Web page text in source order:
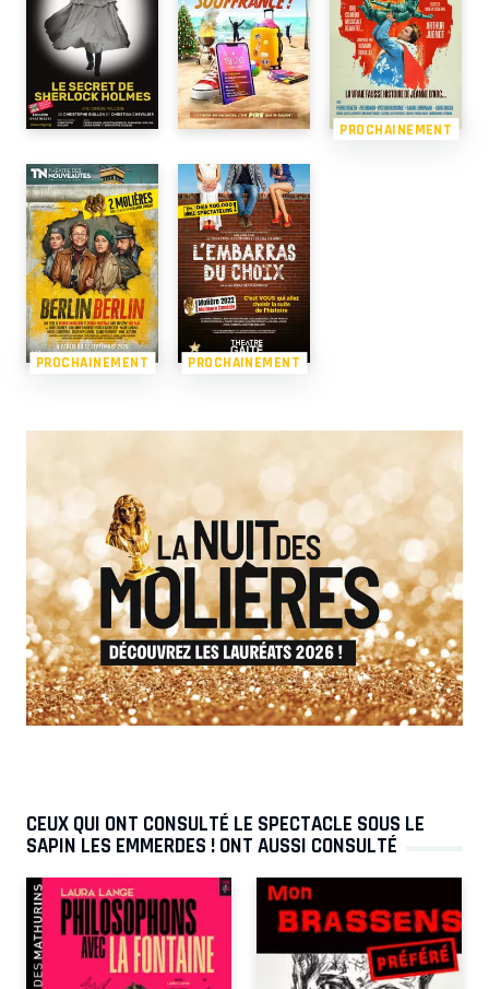
PROCHAINEMENT
PROCHAINEMENT PROCHAINEMENT
CEUX QUI ONT CONSULTÉ LE SPECTACLE SOUS LE
SAPIN LES EMMERDES ! ONT AUSSI CONSULTÉ